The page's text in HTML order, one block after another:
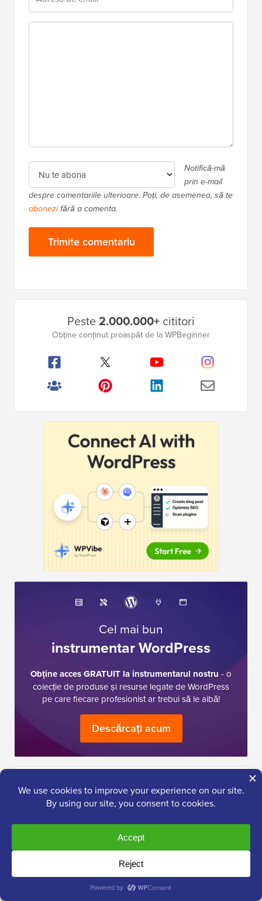
Notifică-mă
prin e-mail
despre comentariile ulterioare. Poți, de asemenea, să te
abonezifără a comenta.
principală
Peste2.000.000+ cititori
Obține conținut proaspăt de la WPBeginner
Cel mai bun
instrumentar WordPress
Obține acces GRATUIT la instrumentarul nostru - o
colecție de produse și resurse legate de WordPress
pe care fiecare profesionist ar trebui să le aibă!
Descărcați acum
Am nevoie de ajutor cu…